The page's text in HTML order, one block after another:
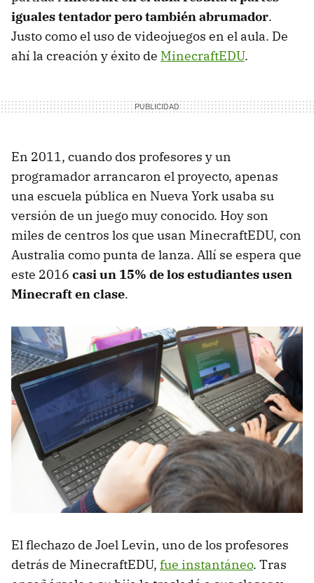
iguales tentador pero también abrumador.
Justo como el uso de videojuegos en el aula. De
ahí la creación y éxito de MinecraftEDU.
En 2011, cuando dos profesores y un
programador arrancaron el proyecto, apenas
una escuela pública en Nueva York usaba su
versión de un juego muy conocido. Hoy son
miles de centros los que usan MinecraftEDU, con
Australia como punta de lanza. Allí se espera que
este 2016 casi un 15% de los estudiantes usen
Minecraft en clase.
El flechazo de Joel Levin, uno de los profesores
detrás de MinecraftEDU, fue instantáneo. Tras